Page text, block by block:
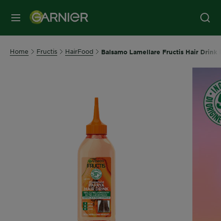
MENU
Home Fructis HairFood Balsamo Lamellare Fructis Hair Drink